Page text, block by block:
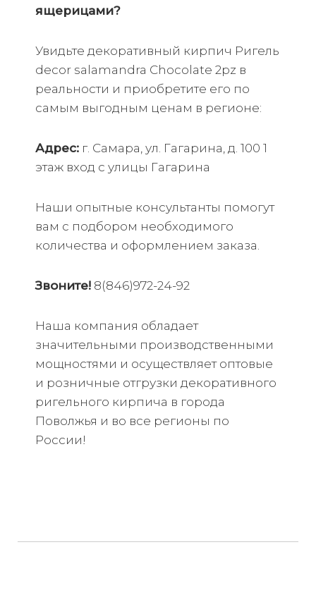
ящерицами?
Увидьте декоративный кирпич Ригель
decor salamandra Chocolate 2pz в
реальности и приобретите его по
самым выгодным ценам в регионе:
Адрес: г. Самара, ул. Гагарина, д. 100 1
этаж вход с улицы Гагарина
Наши опытные консультанты помогут
вам с подбором необходимого
количества и оформлением заказа.
Звоните! 8(846)972-24-92
Наша компания обладает
значительными производственными
мощностями и осуществляет оптовые
и розничные отгрузки декоративного
ригельного кирпича в города
Поволжья и во все регионы по
России!